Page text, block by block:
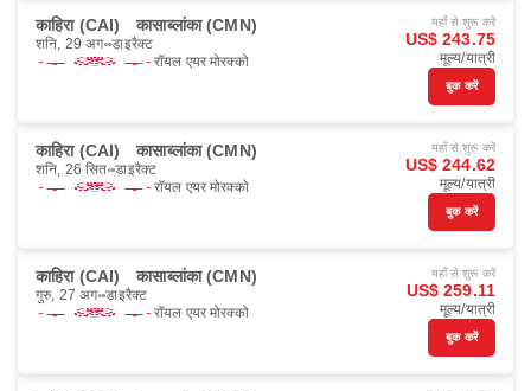
काहिरा (CAI) कासाब्लांका (CMN)
शनि, 29 अग॰ डाइरैक्ट
रॉयल एयर मोरक्को
यहाँ से शुरू करें
US$ 243.75
मूल्य/यात्री
बुक करें
काहिरा (CAI) कासाब्लांका (CMN)
शनि, 26 सित॰ डाइरैक्ट
रॉयल एयर मोरक्को
यहाँ से शुरू करें
US$ 244.62
मूल्य/यात्री
बुक करें
काहिरा (CAI) कासाब्लांका (CMN)
गुरु, 27 अग॰ डाइरैक्ट
रॉयल एयर मोरक्को
यहाँ से शुरू करें
US$ 259.11
मूल्य/यात्री
बुक करें